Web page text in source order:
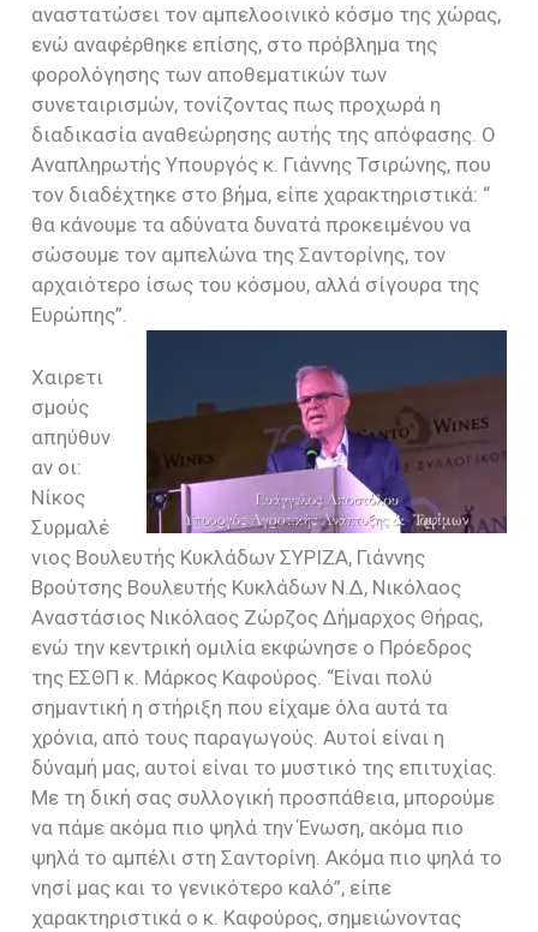
αναστατώσει τον αμπελοοινικό κόσμο της χώρας,
ενώ αναφέρθηκε επίσης, στο πρόβλημα της
φορολόγησης των αποθεματικών των
συνεταιρισμών, τονίζοντας πως προχωρά η
διαδικασία αναθεώρησης αυτής της απόφασης. Ο
Αναπληρωτής Υπουργός κ. Γιάννης Τσιρώνης, που
τον διαδέχτηκε στο βήμα, είπε χαρακτηριστικά: “
θα κάνουμε τα αδύνατα δυνατά προκειμένου να
σώσουμε τον αμπελώνα της Σαντορίνης, τον
αρχαιότερο ίσως του κόσμου, αλλά σίγουρα της
Ευρώπης”.
Χαιρετι
σμούς
απηύθυν
αν οι:
Νίκος
Συρμαλέ
νιος Βουλευτής Κυκλάδων ΣΥΡΙΖΑ, Γιάννης
Βρούτσης Βουλευτής Κυκλάδων Ν.Δ, Νικόλαος
Αναστάσιος Νικόλαος Ζώρζος Δήμαρχος Θήρας,
ενώ την κεντρική ομιλία εκφώνησε ο Πρόεδρος
της ΕΣΘΠ κ. Μάρκος Καφούρος. “Είναι πολύ
σημαντική η στήριξη που είχαμε όλα αυτά τα
χρόνια, από τους παραγωγούς. Αυτοί είναι η
δύναμή μας, αυτοί είναι το μυστικό της επιτυχίας.
Με τη δική σας συλλογική προσπάθεια, μπορούμε
να πάμε ακόμα πιο ψηλά την Ένωση, ακόμα πιο
ψηλά το αμπέλι στη Σαντορίνη. Ακόμα πιο ψηλά το
νησί μας και το γενικότερο καλό”, είπε
χαρακτηριστικά ο κ. Καφούρος, σημειώνοντας